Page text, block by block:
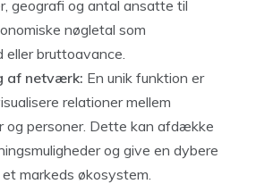
geografi og antal ansatte til
nøgletal som
eller bruttoavance.
af netværk: En unik funktion er
relationer mellem
og personer. Dette kan afdække
og give en dybere
markeds økosystem.